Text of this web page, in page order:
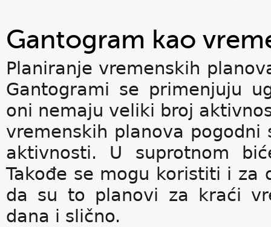
Gantogram kao
Planiranje vremenskih
Gantogrami se primenjuju
oni nemaju veliki broj
vremenskih planova
aktivnosti. U suprotnom
Takođe se mogu koristiti i za
da su to planovi za kraći
dana i slično.